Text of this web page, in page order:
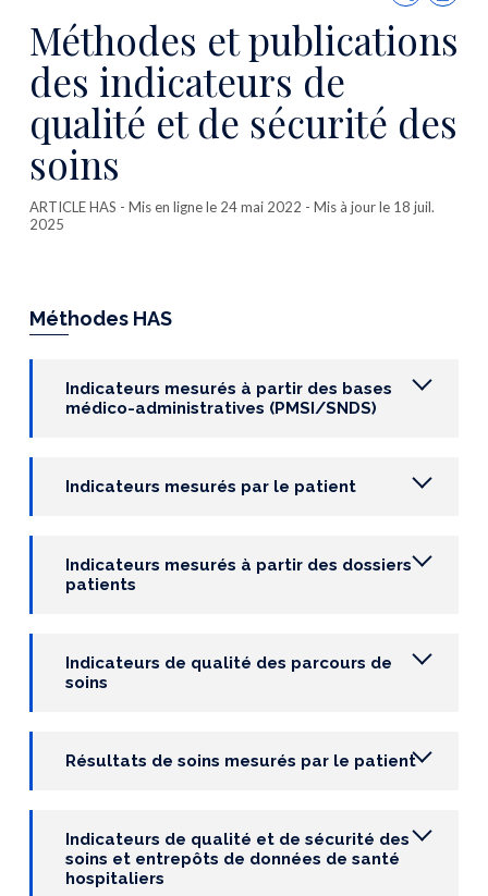
Méthodes et publications
des indicateurs de
qualité et de sécurité des
soins
ARTICLE HAS - Mis en ligne le 24 mai 2022 - Mis à jour le 18 juil.
2025
Méthodes HAS
Indicateurs mesurés à partir des bases
médico-administratives (PMSI/SNDS)
Indicateurs mesurés par le patient
Indicateurs mesurés à partir des dossiers
patients
Indicateurs de qualité des parcours de
soins
Résultats de soins mesurés par le patient
Indicateurs de qualité et de sécurité des
soins et entrepôts de données de santé
hospitaliers